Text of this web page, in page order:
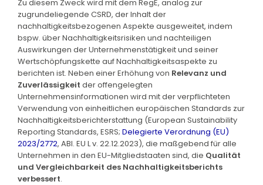
Zu diesem Zweck wird mit dem RegE, analog zur
zugrundeliegende CSRD, der Inhalt der
nachhaltigkeitsbezogenen Aspekte ausgeweitet, indem
bspw. über Nachhaltigkeitsrisiken und nachteiligen
Auswirkungen der Unternehmenstätigkeit und seiner
Wertschöpfungskette auf Nachhaltigkeitsaspekte zu
berichten ist. Neben einer Erhöhung von Relevanz und
Zuverlässigkeit der offengelegten
Unternehmensinformationen wird mit der verpflichteten
Verwendung von einheitlichen europäischen Standards zur
Nachhaltigkeitsberichterstattung (European Sustainability
Reporting Standards, ESRS; Delegierte Verordnung (EU)
2023/2772, ABl. EU L v. 22.12.2023), die maßgebend für alle
Unternehmen in den EU-Mitgliedstaaten sind, die Qualität
und Vergleichbarkeit des Nachhaltigkeitsberichts
verbessert.